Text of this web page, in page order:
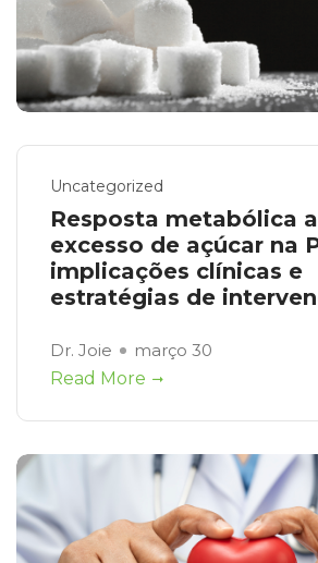
Uncategorized
Resposta metabólica
excesso de açúcar na
implicações clínicas e
estratégias de
Dr. Joie
março 30
Read More